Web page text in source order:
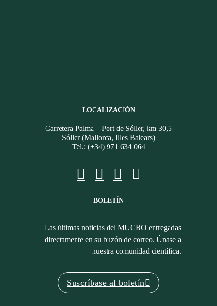
LOCALIZACIÓN
Carretera Palma – Port de Sóller, km 30,5
Sóller (Mallorca, Illes Balears)
Tel.: (+34) 971 634 064
BOLETÍN
Las últimas noticias del MUCBO entregadas
directamente en su buzón de correo. Únase a
nuestra comunidad científica.
Suscríbase al boletín